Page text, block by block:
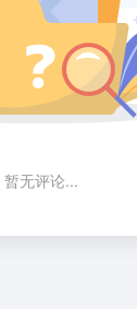
暂无评论...